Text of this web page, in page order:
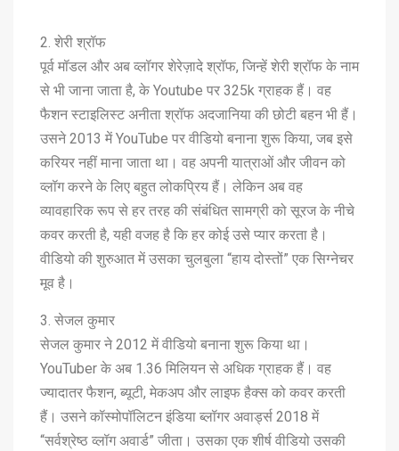
2. शेरी श्रॉफ
पूर्व मॉडल और अब व्लॉगर शेरेज़ादे श्रॉफ, जिन्हें शेरी श्रॉफ के नाम
से भी जाना जाता है, के Youtube पर 325k ग्राहक हैं। वह
फैशन स्टाइलिस्ट अनीता श्रॉफ अदजानिया की छोटी बहन भी हैं।
उसने 2013 में YouTube पर वीडियो बनाना शुरू किया, जब इसे
करियर नहीं माना जाता था। वह अपनी यात्राओं और जीवन को
व्लॉग करने के लिए बहुत लोकप्रिय हैं। लेकिन अब वह
व्यावहारिक रूप से हर तरह की संबंधित सामग्री को सूरज के नीचे
कवर करती है, यही वजह है कि हर कोई उसे प्यार करता है।
वीडियो की शुरुआत में उसका चुलबुला “हाय दोस्तों” एक सिग्नेचर
मूव है।
3. सेजल कुमार
सेजल कुमार ने 2012 में वीडियो बनाना शुरू किया था।
YouTuber के अब 1.36 मिलियन से अधिक ग्राहक हैं। वह
ज्यादातर फैशन, ब्यूटी, मेकअप और लाइफ हैक्स को कवर करती
हैं। उसने कॉस्मोपॉलिटन इंडिया ब्लॉगर अवार्ड्स 2018 में
“सर्वश्रेष्ठ व्लॉग अवार्ड” जीता। उसका एक शीर्ष वीडियो उसकी